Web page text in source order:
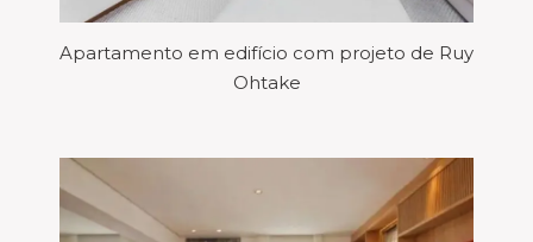
Apartamento em edifício com projeto de Ruy
Ohtake